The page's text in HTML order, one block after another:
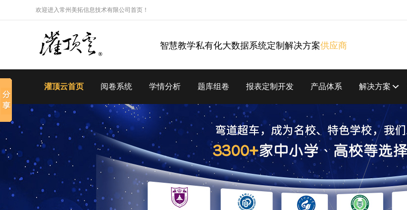
欢迎进入常州美拓信息技术有限公司首页！
智慧教学私有化大数据系统定制解决方案供应商
灌顶云首页 阅卷系统 学情分析 题库组卷 报表定制开发 产品体系 解决方案